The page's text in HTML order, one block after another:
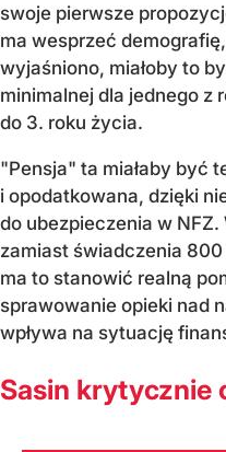
swoje pierwsze
ma wesprzeć
wyjaśniono, miałoby to
minimalnej dla jednego z
do 3. roku życia.
"Pensja" ta miałaby być
i opodatkowana, dzięki
do ubezpieczenia w NFZ.
zamiast świadczenia 800
ma to stanowić realną
sprawowanie opieki nad
wpływa na sytuację
Sasin krytycznie